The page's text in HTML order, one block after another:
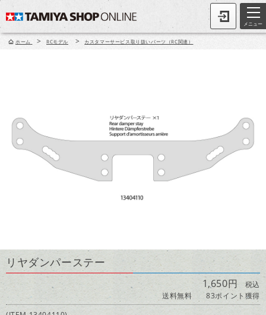
メニュー
ホーム > RCモデル > カスタマーサービス取り扱いパーツ（RC関連）
リヤダンパーステー
1,650円 税込
送料無料
83ポイント獲得